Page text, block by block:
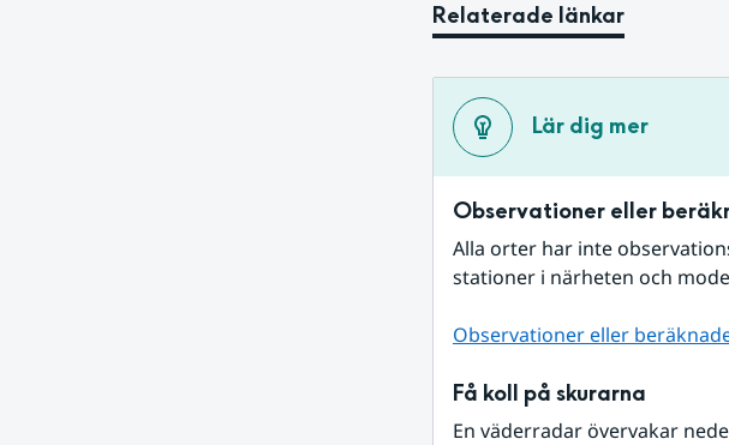
Relaterade länkar
Lär dig mer
Observationer eller
Alla orter har inte
stationer i närheten och
Observationer eller
Få koll på skurarna
En väderradar övervakar